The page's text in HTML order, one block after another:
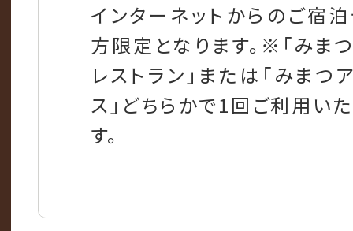
インターネットからのご宿
方限定となります。※「みま
レストラン」または「みまつ
ス」どちらかで1回ご利用い
す。